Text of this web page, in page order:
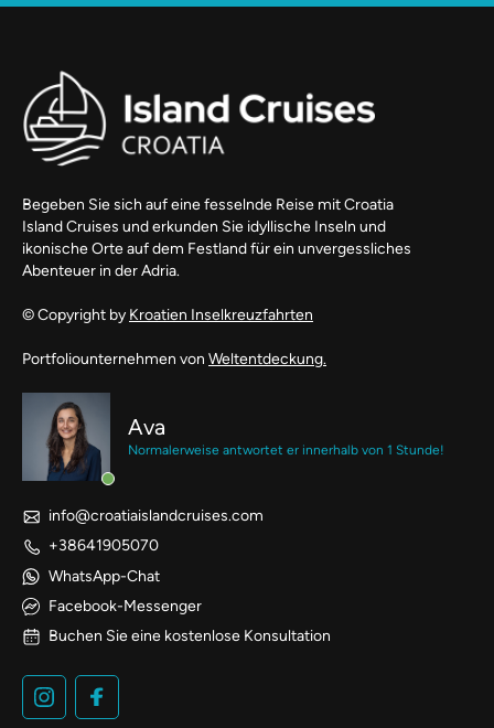
Begeben Sie sich auf eine fesselnde Reise mit Croatia
Island Cruises und erkunden Sie idyllische Inseln und
ikonische Orte auf dem Festland für ein unvergessliches
Abenteuer in der Adria.
© Copyright by Kroatien Inselkreuzfahrten
Portfoliounternehmen von Weltentdeckung.
Ava
Normalerweise antwortet er innerhalb von 1 Stunde!
info@croatiaislandcruises.com
+38641905070
WhatsApp-Chat
Facebook-Messenger
Buchen Sie eine kostenlose Konsultation